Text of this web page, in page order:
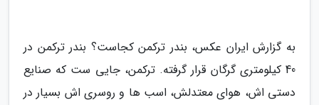
به گزارش ایران عکس، بندر ترکمن کجاست؟ بندر ترکمن در
40 کیلومتری گرگان قرار گرفته. ترکمن، جایی ست که صنایع
دستی اش، هوای معتدلش، اسب ها و روسری اش بسیار در